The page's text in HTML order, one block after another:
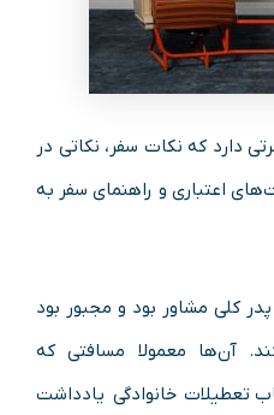
دارد که نکات سفر، نکاتی در
اعتباری و راهنمای سفر به
کلی مشاور بود و مجبور بود
آن‌ها معمولا مسافتی که
تعطیلات خانوادگی یادداشت